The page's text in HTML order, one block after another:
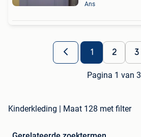
Ans
1 2 3
Pagina 1 van 3
Kinderkleding | Maat 128 met filter